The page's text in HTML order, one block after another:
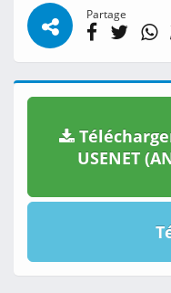
Partage
USENET